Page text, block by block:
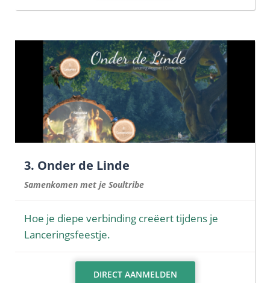
3. Onder de Linde
Samenkomen met je Soultribe
Hoe je diepe verbinding creëert tijdens je
Lanceringsfeestje.
DIRECT AANMELDEN